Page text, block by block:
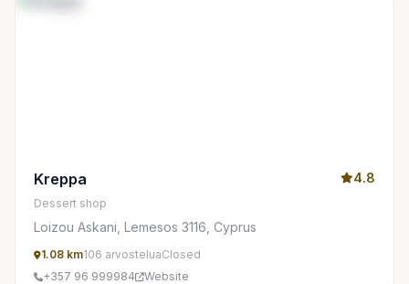
Kreppa 4.8
Dessert shop
Loizou Askani, Lemesos 3116, Cyprus
1.08 km106 arvosteluaClosed
+357 96 999984
Website